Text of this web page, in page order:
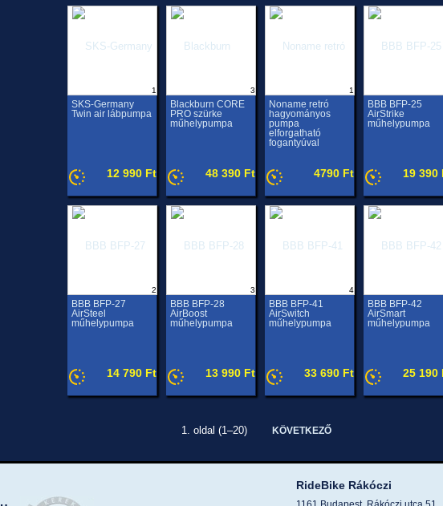
1
SKS-Germany
Twin air lábpumpa
12 990 Ft
3
Blackburn CORE
PRO szürke
műhelypumpa
48 390 Ft
1
Noname retró
hagyományos
pumpa
elforgatható
fogantyúval
4790 Ft
BBB BFP-25
AirStrike
műhelypumpa
19 390
2
BBB BFP-27
AirSteel
műhelypumpa
14 790 Ft
3
BBB BFP-28
AirBoost
műhelypumpa
13 990 Ft
4
BBB BFP-41
AirSwitch
műhelypumpa
33 690 Ft
BBB BFP-42
AirSmart
műhelypumpa
25 190
1. oldal (1–20) KÖVETKEZŐ
RideBike Rákóczi